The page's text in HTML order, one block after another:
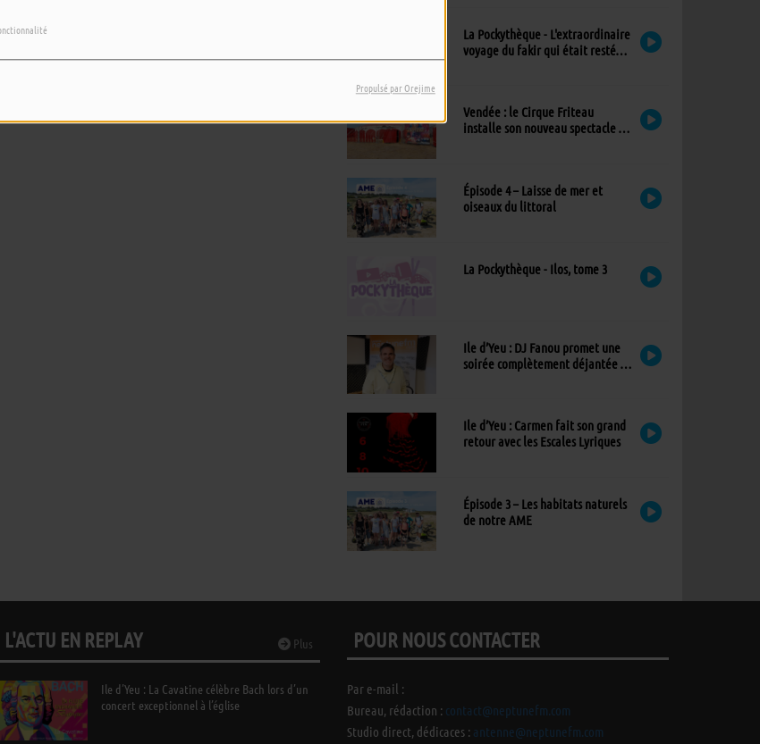
Propulsé par Orejime
La Pockythèque - L'extraordinaire
voyage du fakir qui était resté
Vendée : le Cirque Friteau
installe son nouveau spectacle à
Épisode 4 – Laisse de mer et
oiseaux du littoral
La Pockythèque - Ilos, tome 3
Ile d’Yeu : DJ Fanou promet une
soirée complètement déjantée à
Ile d’Yeu : Carmen fait son grand
retour avec les Escales Lyriques
Épisode 3 – Les habitats naturels
de notre AME
Plus
L'ACTU EN REPLAY
Ile d’Yeu : La Cavatine célèbre Bach lors d’un
concert exceptionnel à l’église
POUR NOUS CONTACTER
Par e-mail :
Bureau, rédaction : contact@neptunefm.com
Studio direct, dédicaces : antenne@neptunefm.com